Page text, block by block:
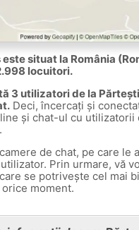
situat la România
locuitori.
3 utilizatori de la
Deci, încercați și
și chat-ul cu utilizatorii
de chat, pe care le
Prin urmare, vă
se potrivește cel mai
moment.